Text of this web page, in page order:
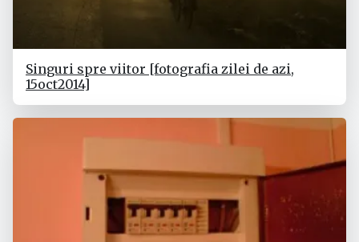
Singuri spre viitor [fotografia zilei de azi,
15oct2014]